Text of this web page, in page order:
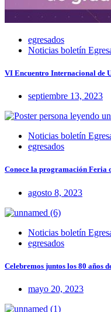
egresados
Noticias boletín
VI Encuentro Internacional de
septiembre 13, 2023
Noticias boletín
egresados
Conoce la programación Feria
agosto 8, 2023
Noticias boletín
egresados
Celebremos juntos los 80 años
mayo 20, 2023